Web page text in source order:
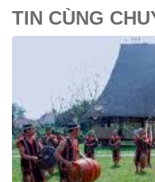
TIN CÙNG